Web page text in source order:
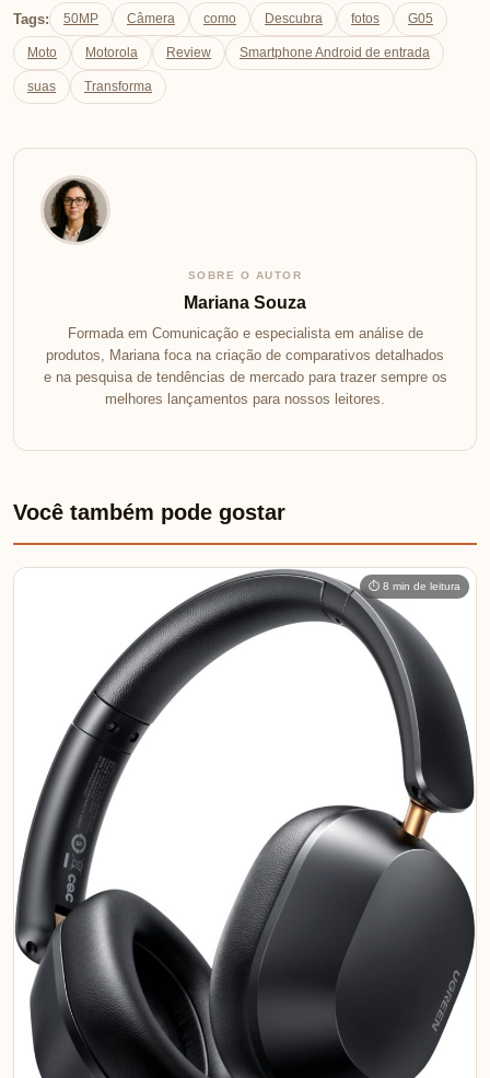
Tags: 50MP Câmera como Descubra fotos G05
Moto Motorola Review Smartphone Android de entrada
suas Transforma
SOBRE O AUTOR
Mariana Souza
Formada em Comunicação e especialista em análise de
produtos, Mariana foca na criação de comparativos detalhados
e na pesquisa de tendências de mercado para trazer sempre os
melhores lançamentos para nossos leitores.
Você também pode gostar
⏱ 8 min de leitura